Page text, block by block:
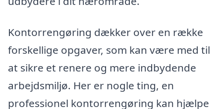
Kontorrengøring dækker over en række
forskellige opgaver, som kan være med til
at sikre et renere og mere indbydende
arbejdsmiljø. Her er nogle ting, en
professionel kontorrengøring kan hjælpe